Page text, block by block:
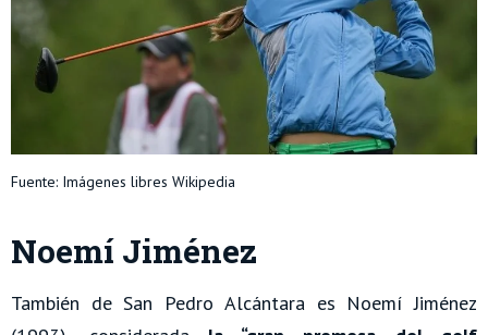
Fuente: Imágenes libres Wikipedia
Noemí Jiménez
También de San Pedro Alcántara es Noemí Jiménez